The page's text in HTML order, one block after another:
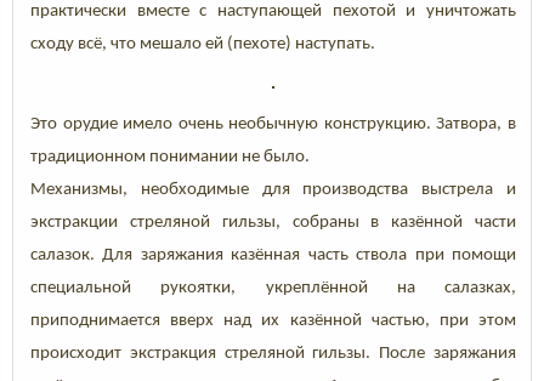
практически вместе с наступающей пехотой и уничтожать
сходу всё, что мешало ей (пехоте) наступать.
Это орудие имело очень необычную конструкцию. Затвора, в
традиционном понимании не было.
Механизмы, необходимые для производства выстрела и
экстракции стреляной гильзы, собраны в казённой части
салазок. Для заряжания казённая часть ствола при помощи
специальной рукоятки, укреплённой на салазках,
приподнимается вверх над их казённой частью, при этом
происходит экстракция стреляной гильзы. После заряжания